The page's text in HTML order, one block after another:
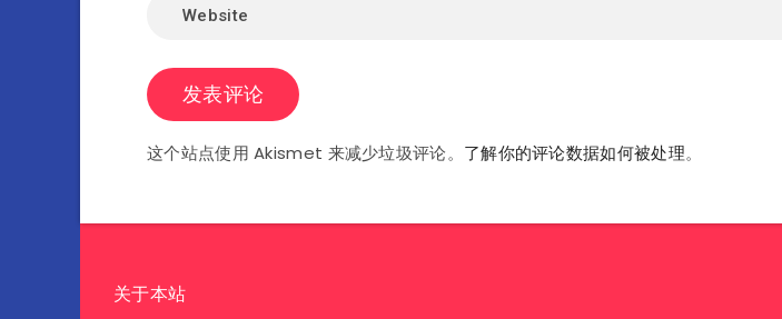
这个站点使用 Akismet 来减少垃圾评论。 了解你的评论数据如何被处理。
关于本站